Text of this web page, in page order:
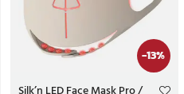
-13%